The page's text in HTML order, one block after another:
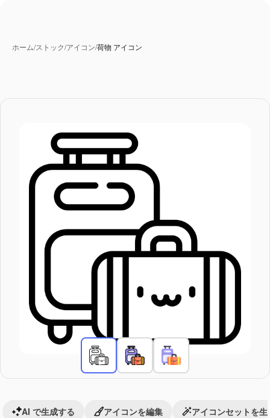
ホーム/ストック/アイコン/荷物 アイコン
AI で生成する アイコンを編集 アイコンセットを生